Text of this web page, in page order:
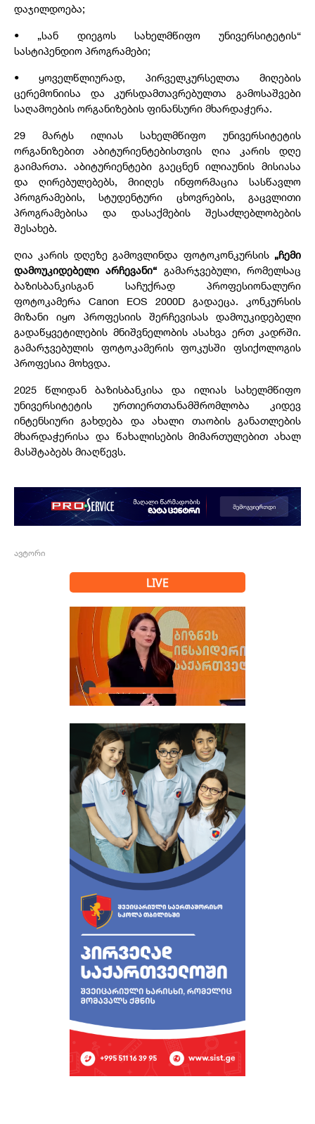
დაჯილდოება;
• „სან დიეგოს სახელმწიფო უნივერსიტეტის“
სასტიპენდიო პროგრამები;
• ყოველწლიურად, პირველკურსელთა მიღების
ცერემონიისა და კურსდამთავრებულთა გამოსაშვები
საღამოების ორგანიზების ფინანსური მხარდაჭერა.
29 მარტს ილიას სახელმწიფო უნივერსიტეტის
ორგანიზებით აბიტურიენტებისთვის ღია კარის დღე
გაიმართა. აბიტურიენტები გაეცნენ ილიაუნის მისიასა
და ღირებულებებს, მიიღეს ინფორმაცია სასწავლო
პროგრამების, სტუდენტური ცხოვრების, გაცვლითი
პროგრამებისა და დასაქმების შესაძლებლობების
შესახებ.
ღია კარის დღეზე გამოვლინდა ფოტოკონკურსის „ჩემი
დამოუკიდებელი არჩევანი“ გამარჯვებული, რომელსაც
ბაზისბანკისგან საჩუქრად პროფესიონალური
ფოტოკამერა Canon EOS 2000D გადაეცა. კონკურსის
მიზანი იყო პროფესიის შერჩევისას დამოუკიდებელი
გადაწყვეტილების მნიშვნელობის ასახვა ერთ კადრში.
გამარჯვებულის ფოტოკამერის ფოკუსში ფსიქოლოგის
პროფესია მოხვდა.
2025 წლიდან ბაზისბანკისა და ილიას სახელმწიფო
უნივერსიტეტის ურთიერთთანამშრომლობა კიდევ
ინტენსიური გახდება და ახალი თაობის განათლების
მხარდაჭერისა და წახალისების მიმართულებით ახალ
მასშტაბებს მიაღწევს.
ავტორი
LIVE